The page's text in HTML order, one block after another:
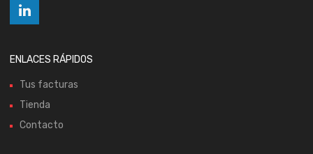
ENLACES RÁPIDOS
Tus facturas
Tienda
Contacto